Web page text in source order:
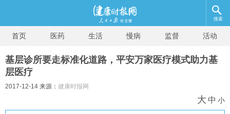
搜索
首页 医药 生活 慢病 监督 活动
基层诊所要走标准化道路，平安万家医疗模式助力基
层医疗
2017-12-14 来源： 健康时报网
大 中 小